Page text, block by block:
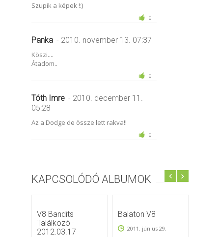
Szupik a képek !:)
0
Panka - 2010. november 13. 07:37
Köszi....
Átadom..
0
Tóth Imre - 2010. december 11.
05:28
Az a Dodge de össze lett rakva!!
0
KAPCSOLÓDÓ ALBUMOK
V8 Bandits
Találkozó -
2012.03.17
Balaton V8
2011. június 29.